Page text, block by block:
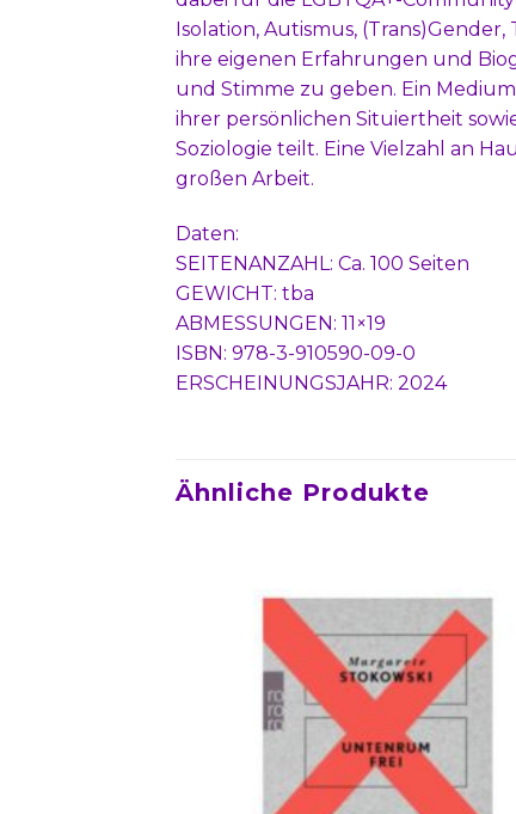
Isolation, Autismus,
ihre eigenen Erfahrungen und
und Stimme zu geben. Ein
ihrer persönlichen Situiertheit
Soziologie teilt. Eine Vielzahl an
großen Arbeit.
Daten:
SEITENANZAHL: Ca. 100 Seiten
GEWICHT: tba
ABMESSUNGEN: 11×19
ISBN: 978-3-910590-09-0
ERSCHEINUNGSJAHR: 2024
Ähnliche Produkte